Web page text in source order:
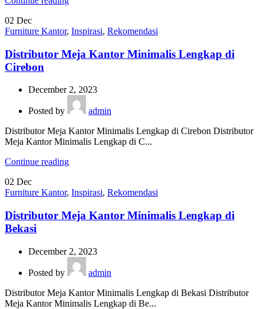
02 Dec
Furniture Kantor, Inspirasi, Rekomendasi
Distributor Meja Kantor Minimalis Lengkap di
Cirebon
December 2, 2023
Posted by
admin
Distributor Meja Kantor Minimalis Lengkap di Cirebon Distributor
Meja Kantor Minimalis Lengkap di C...
Continue reading
02 Dec
Furniture Kantor, Inspirasi, Rekomendasi
Distributor Meja Kantor Minimalis Lengkap di
Bekasi
December 2, 2023
Posted by
admin
Distributor Meja Kantor Minimalis Lengkap di Bekasi Distributor
Meja Kantor Minimalis Lengkap di Be...